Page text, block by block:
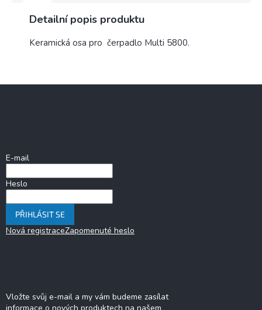
Detailní popis produktu
Keramická osa pro čerpadlo Multi 5800.
E-mail
Heslo
PŘIHLÁSIT SE
Nová registraceZapomenuté heslo
Vložte svůj e-mail a my vám budeme zasílat